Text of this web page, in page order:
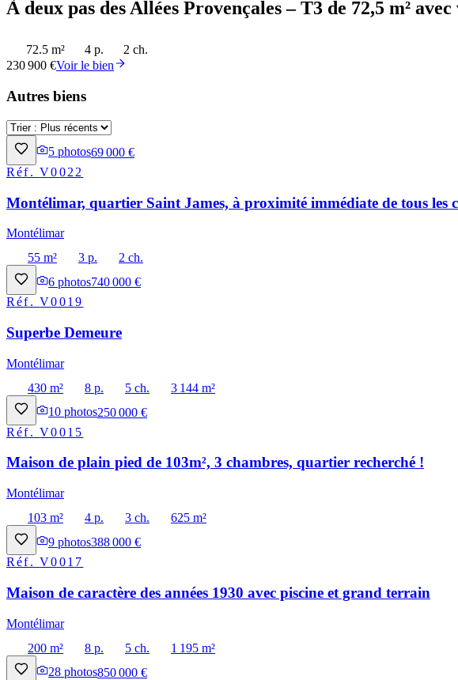
À deux pas des Allées Provençales – T3 de 72,5 m²
72.5 m² 4 p.
2 ch.
230 900 €Voir le bien
Autres biens
5 photos69 000 €
Réf.V0022
Montélimar, quartier Saint James, à proximité immédiate de tous les
Montélimar
55 m²
3 p.
2 ch.
6 photos740 000 €
Réf.V0019
Superbe Demeure
Montélimar
430 m²
8 p. 5 ch.
3 144 m²
10 photos250 000 €
Réf.V0015
Maison de plain pied de 103m², 3 chambres, quartier recherché !
Montélimar
103 m²
4 p. 3 ch.
625 m²
9 photos388 000 €
Réf.V0017
Maison de caractère des années 1930 avec piscine et grand terrain
Montélimar
200 m²
8 p. 5 ch.
1 195 m²
28 photos850 000 €